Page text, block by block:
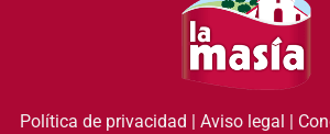
Política de privacidad Aviso legal